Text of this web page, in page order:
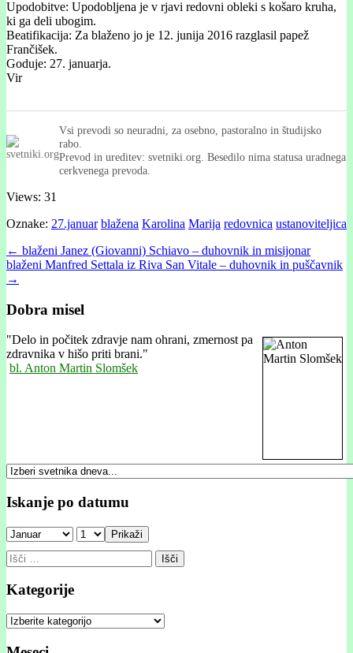
Upodobitve: Upodobljena je v rjavi redovni obleki s košaro kruha,
ki ga deli ubogim.
Beatifikacija: Za blaženo jo je 12. junija 2016 razglasil papež
Frančišek.
Goduje: 27. januarja.
Vir
Vsi prevodi so neuradni, za osebno, pastoralno in študijsko
rabo.
Prevod in ureditev: svetniki.org. Besedilo nima statusa uradnega
cerkvenega prevoda.
Views: 31
Oznake: 27.januar blažena Karolina Marija redovnica ustanoviteljica
Post
navigation
← blaženi Janez (Giovanni) Schiavo – duhovnik in misijonar
blaženi Manfred Settala iz Riva San Vitale – duhovnik in puščavnik
→
Dobra misel
"Delo in počitek zdravje nam ohrani, zmernost pa
zdravnika v hišo priti brani."
bl. Anton Martin Slomšek
Iskanje po datumu
Prikaži
Išči:
Kategorije
Kategorije